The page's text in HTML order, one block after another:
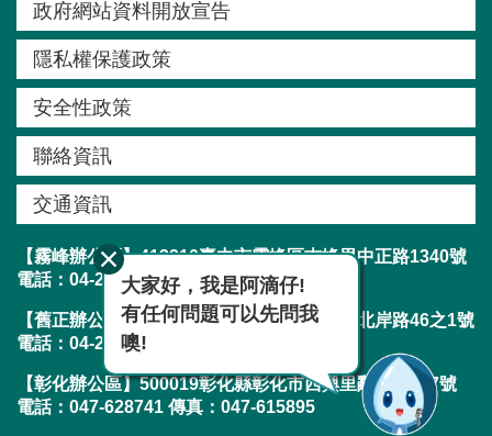
劃
知
識
亮
點
計
畫
資
公
開
服
政府網站資料開放宣告
隱私權保護政策
安全性政策
聯絡資訊
交通資訊
【霧峰辦公區】413210臺中市霧峰區吉峰里中正路1340號
電話：04-23304788 傳真：04-23300282
【舊正辦公區】413001臺中市霧峰區舊正里北岸路46之1號
電話：04-23304788 傳真：04-23303019
【彰化辦公區】500019彰化縣彰化市西興里辭修路217號
電話：047-628741 傳真：047-615895
大家好，我是阿滴仔!
有任何問題可以先問我
噢!